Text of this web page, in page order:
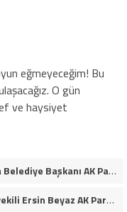
eğmeyeceğim! Bu
O gün
ve haysiyet
İstanbul Siyasetinde Bomba İddia: Tuzla Belediye Başkanı AK Parti Yolunda mı?
İYİ Parti’den İstifa Eden İstanbul Milletvekili Ersin Beyaz AK Parti Saflarına Katıldı